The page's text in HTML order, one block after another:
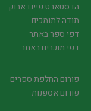
הדסטארט פיינדאבוק
תודה לתומכים
דפי ספר באתר
דפי מוכרים באתר
פורום החלפת ספרים
פורום אספנות